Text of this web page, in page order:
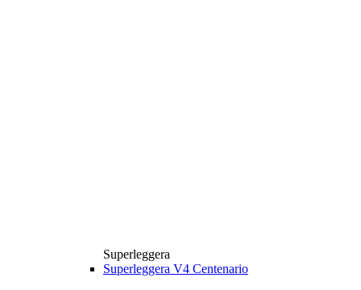
Superleggera
Superleggera V4 Centenario